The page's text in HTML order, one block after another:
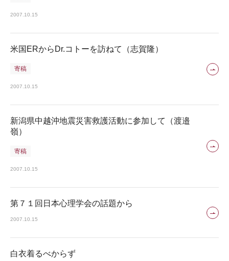
2007.10.15
米国ERからDr.コトーを訪ねて（志賀隆）
寄稿
2007.10.15
新潟県中越沖地震災害救護活動に参加して（渡邉
嶺）
寄稿
2007.10.15
第７１回日本心理学会の話題から
2007.10.15
白衣着るべからず